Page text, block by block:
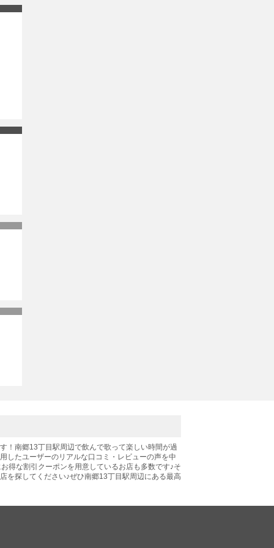
！南郷13丁目駅周辺で飲んで歌って楽しい時間が過
したユーザーのリアルな口コミ・レビューの声を中
得な割引クーポンを用意しているお店も多数です♪そ
を探してください♪ぜひ南郷13丁目駅周辺にある最高